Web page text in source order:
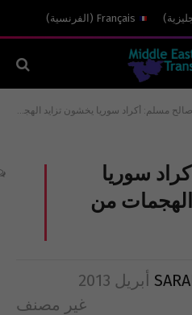
)
Français
( الفرنسية)
صالح مسلم: أكراد سوريا يخشون تزايد الهجمات من قوات الاسد
سوريا
من
غير مصنف